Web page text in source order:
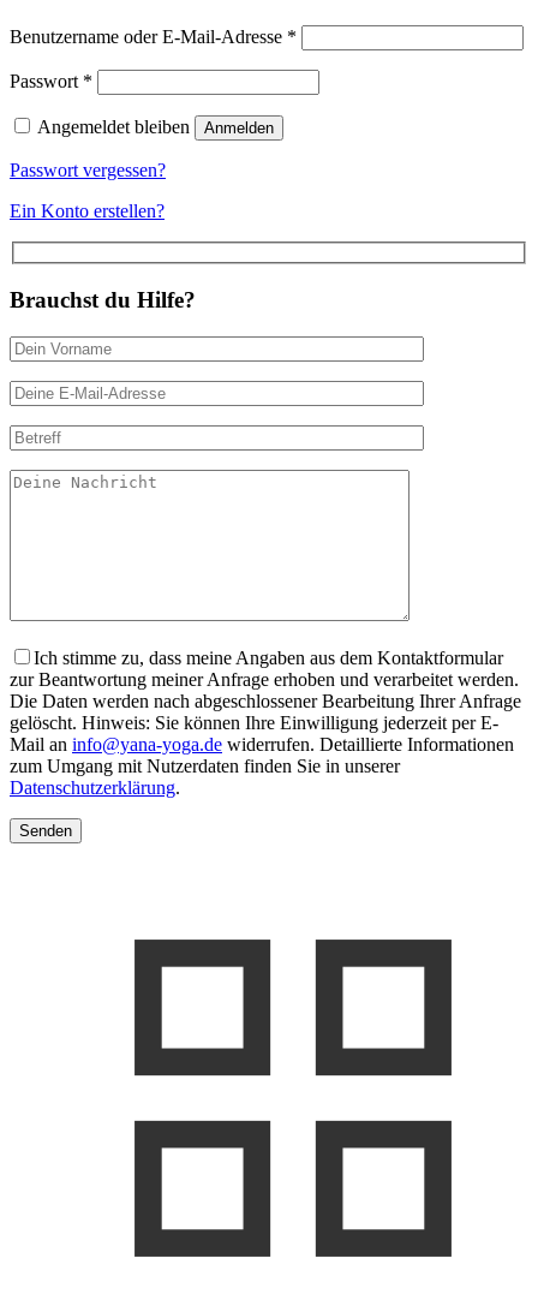
Benutzername oder E-Mail-Adresse *
Passwort *
Angemeldet bleiben Anmelden
Passwort vergessen?
Ein Konto erstellen?
Brauchst du Hilfe?
Ich stimme zu, dass meine Angaben aus dem Kontaktformular
zur Beantwortung meiner Anfrage erhoben und verarbeitet werden.
Die Daten werden nach abgeschlossener Bearbeitung Ihrer Anfrage
gelöscht. Hinweis: Sie können Ihre Einwilligung jederzeit per E-
Mail an info@yana-yoga.de widerrufen. Detaillierte Informationen
zum Umgang mit Nutzerdaten finden Sie in unserer
Datenschutzerklärung.